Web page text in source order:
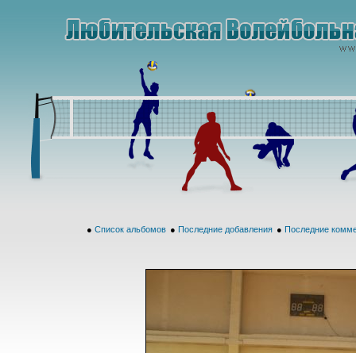
● Список альбомов ● Последние добавления ● Последние